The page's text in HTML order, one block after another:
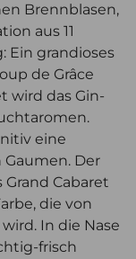
Brennblasen,
aus 11
Ein grandioses
de Grâce
wird das Gin-
eine
Der
Cabaret
die von
In die Nase
frisch